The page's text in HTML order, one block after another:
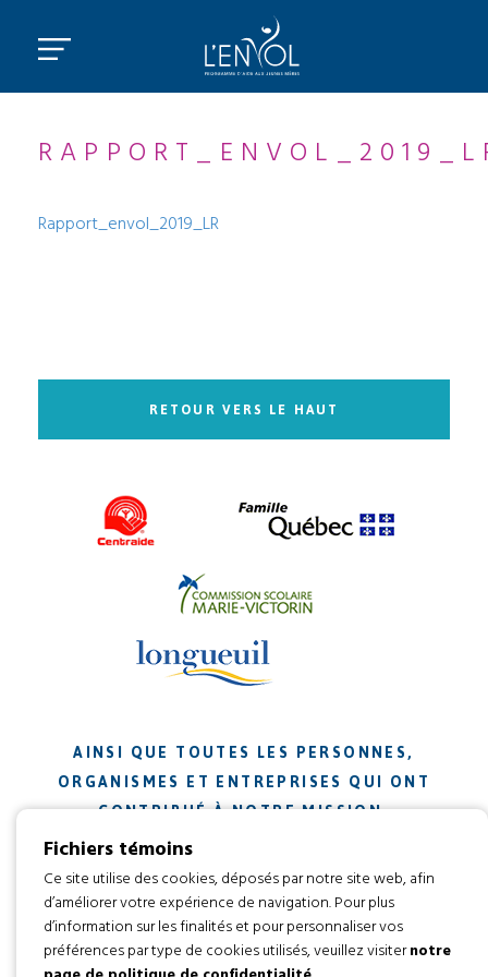
Rapport_envol_2019_LR
RETOUR VERS LE HAUT
AINSI QUE TOUTES LES PERSONNES,
ORGANISMES ET ENTREPRISES QUI ONT
CONTRIBUÉ À NOTRE MISSION.
Développement web par
Tous droits réservés 2016 © L’envol
Fichiers témoins
Ce site utilise des cookies, déposés par notre site web, afin
d’améliorer votre expérience de navigation. Pour plus
d’information sur les finalités et pour personnaliser vos
préférences par type de cookies utilisés, veuillez visiternotre